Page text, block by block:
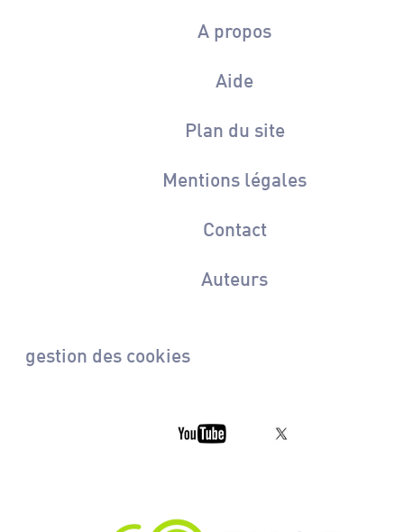
A propos
Aide
Plan du site
Mentions légales
Contact
Auteurs
gestion des cookies